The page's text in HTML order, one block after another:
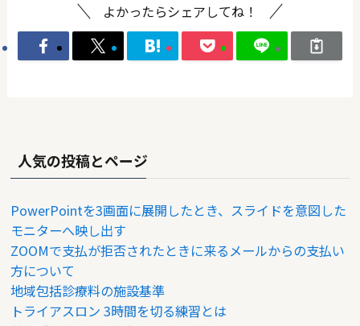
よかったらシェアしてね！
人気の投稿とページ
PowerPointを3画面に展開したとき、スライドを意図した
モニターへ映し出す
ZOOMで支払が拒否されたときに来るメールからの支払い
方について
地域包括診療料の施設基準
トライアスロン 3時間を切る練習とは